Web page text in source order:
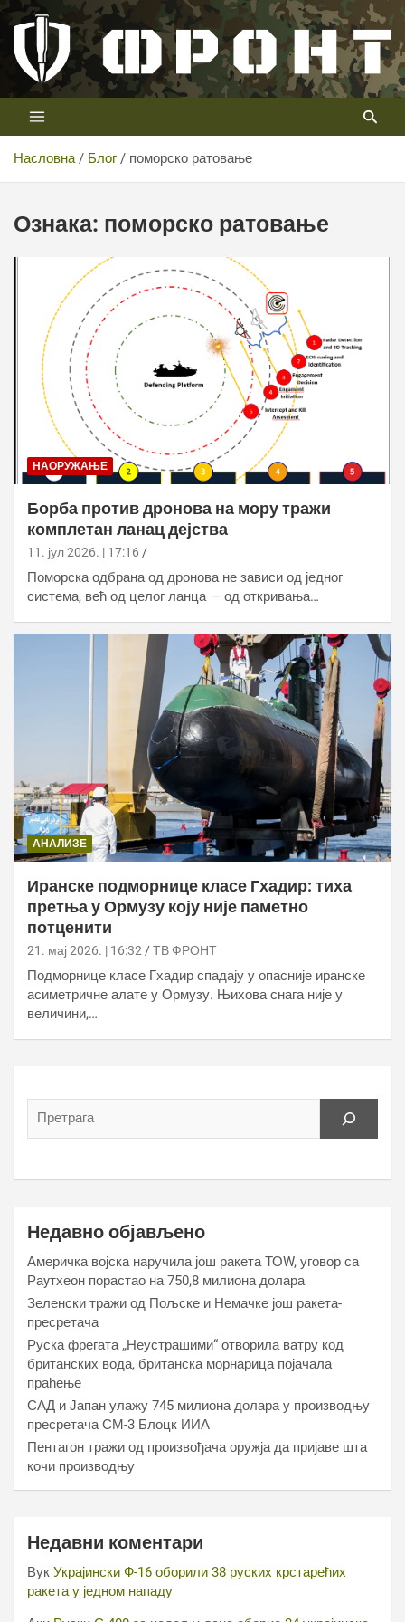
Скип
цонтент
Телевизија ФРОНТ
Први војни канал у Србији
Насловна Блог поморско ратовање
Ознака: поморско ратовање
НАОРУЖАЊЕ
Борба против дронова на мору тражи
комплетан ланац дејства
11. јул 2026. | 17:16
Поморска одбрана од дронова не зависи од једног
система, већ од целог ланца — од откривања…
АНАЛИЗЕ
Иранске подморнице класе Гхадир: тиха
претња у Ормузу коју није паметно
потценити
21. мај 2026. | 16:32 ТВ ФРОНТ
Подморнице класе Гхадир спадају у опасније иранске
асиметричне алате у Ормузу. Њихова снага није у
величини,…
Недавно објављено
Америчка војска наручила још ракета ТОW, уговор са
Раyтхеон порастао на 750,8 милиона долара
Зеленски тражи од Пољске и Немачке још ракета-
пресретача
Руска фрегата „Неустрашими“ отворила ватру код
британских вода, британска морнарица појачала
праћење
САД и Јапан улажу 745 милиона долара у производњу
пресретача СМ-3 Блоцк ИИА
Пентагон тражи од произвођача оружја да пријаве шта
кочи производњу
Недавни коментари
Вук Украјински Ф-16 оборили 38 руских крстарећих
ракета у једном нападу